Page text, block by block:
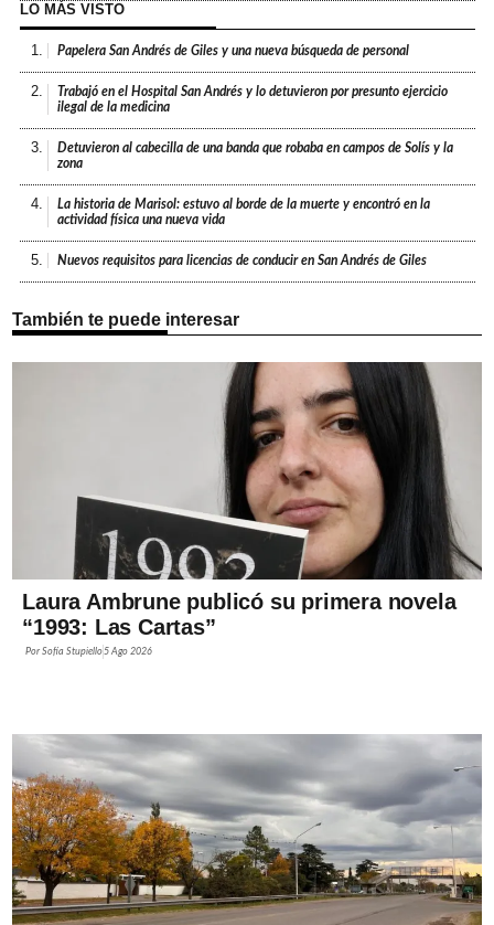
LO MÁS VISTO
1. Papelera San Andrés de Giles y una nueva búsqueda de personal
2.
Trabajó en el Hospital San Andrés y lo detuvieron por presunto ejercicio
ilegal de la medicina
3.
Detuvieron al cabecilla de una banda que robaba en campos de Solís y la
zona
4.
La historia de Marisol: estuvo al borde de la muerte y encontró en la
actividad física una nueva vida
5. Nuevos requisitos para licencias de conducir en San Andrés de Giles
También te puede interesar
Laura Ambrune publicó su primera novela
“1993: Las Cartas”
PorSofía Stupiello5 Ago 2026